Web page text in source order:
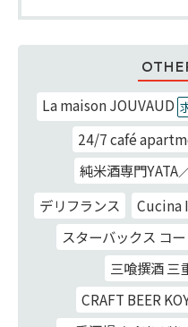
La maison JOUVAUD
24/7 café
純米酒専門YATA
デリフランス
Cucina
スターバックス コ
三喰撰酒 三
CRAFT BEER